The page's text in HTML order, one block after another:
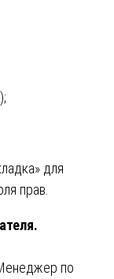
для
прав.
по